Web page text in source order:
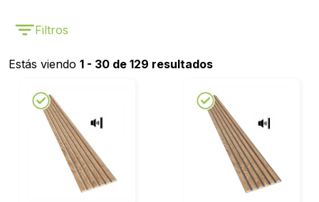
Filtros
Estás viendo 1 - 30 de 129 resultados